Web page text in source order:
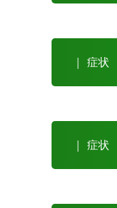
｜ 症状
｜ 症状